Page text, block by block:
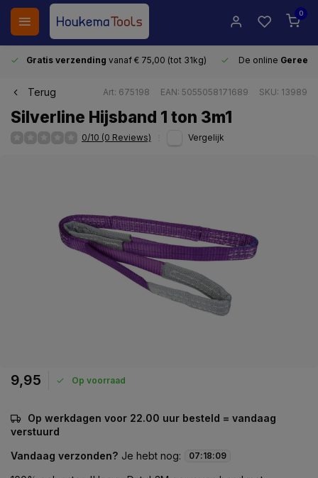
0
Gratis verzending vanaf € 75,00 (tot 31kg) De online
Terug Art: 675198 EAN: 5055058171689 SKU: 13989
Silverline Hijsband 1 ton 3m1
0/10 (0 Reviews) Vergelijk
9,95 Op voorraad
Op werkdagen voor 22.00 uur besteld = vandaag
verstuurd
Vandaag verzonden? Je hebt nog: 07:18:09